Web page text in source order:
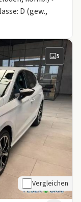
D (gew.,
5
Vergleichen